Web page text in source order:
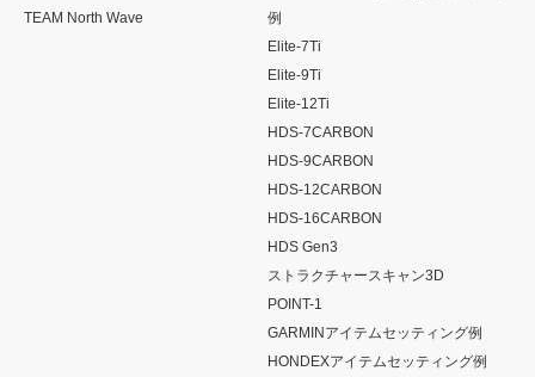
TEAM North Wave
例
Elite-7Ti
Elite-9Ti
Elite-12Ti
HDS-7CARBON
HDS-9CARBON
HDS-12CARBON
HDS-16CARBON
HDS Gen3
ストラクチャースキャン3D
POINT-1
GARMINアイテムセッティング例
HONDEXアイテムセッティング例